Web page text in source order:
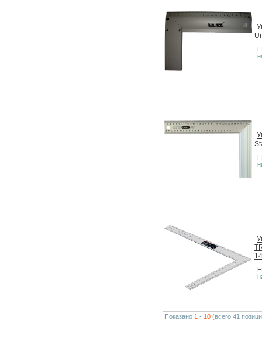
Показано 1 - 10 (всего 41